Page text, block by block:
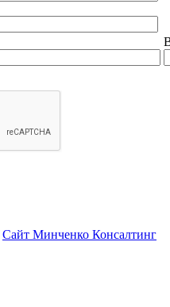
Сайт Минченко Консалтинг